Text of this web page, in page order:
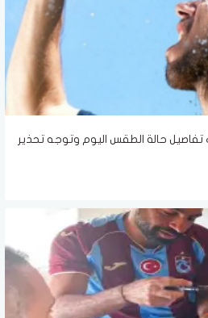
تفاصيل حالة الطقس اليوم وتوجه تحذير